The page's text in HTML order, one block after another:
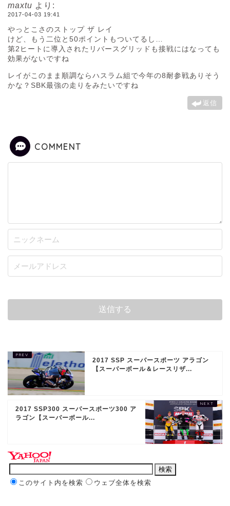
maxtu より:
2017-04-03 19:41
やっとこさのストップ ザ レイ
けど、もう二位と50ポイントもついてるし…
第2ヒートに導入されたリバースグリッドも接戦にはなっても
効果がないですね
レイがこのまま順調ならハスラム組で今年の8耐参戦ありそう
かな？SBK最強の走りをみたいですね
返信
COMMENT
2017 SSP スーパースポーツ アラゴン
【スーパーボール＆レースリザ...
2017 SSP300 スーパースポーツ300 ア
ラゴン【スーパーボール...
このサイト内を検索 ウェブ全体を検索